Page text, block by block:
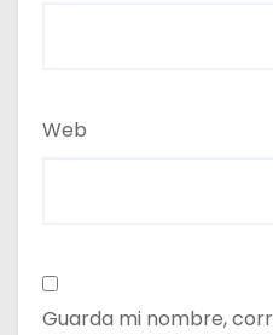
Web
Guarda mi nombre,